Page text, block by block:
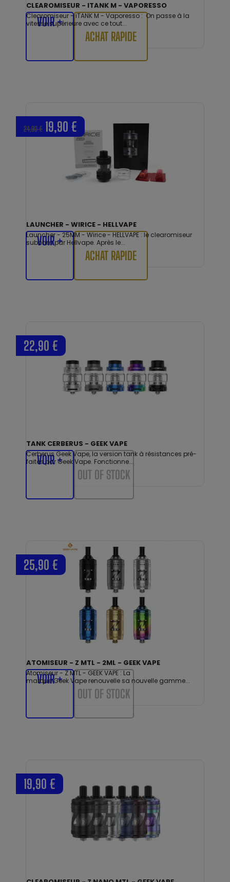
CLEAROMISEUR - ITANK M - VAPORESSO
Clearomiseur - iTANK M - Vaporesso : On passe à la
vitesse supérieure avec ce tout...
VOIR +
ACHAT RAPIDE
LAUNCHER - WIRICE - HELLVAPE
Launcher - 25MM - Wirice - HELLVAPE : le clearomiseur
subohm par Hellvape. Après le...
24,90 € 19,90 €
VOIR +
ACHAT RAPIDE
TANK CERBERUS - GEEK VAPE
Cerberus Geek Vape, la version tank à résistances pré-
faites par Geek Vape. Fonctionne...
22,90 €
VOIR +
OUT OF STOCK
ATOMISEUR - Z MTL - 2ML - GEEK VAPE
Atomiseur - Z MTL - GEEK VAPE : La
marque Geek Vape renouvelle sa nouvelle gamme...
25,90 €
VOIR +
OUT OF STOCK
19,90 €